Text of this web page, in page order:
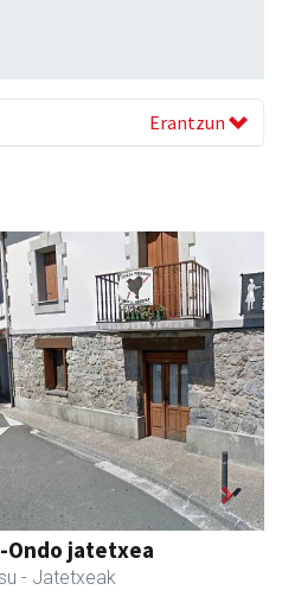
Erantzun
Next